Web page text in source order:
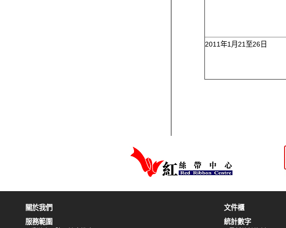
2011年1月21至26日
關於我們
服務範圍
文件櫃
統計數字